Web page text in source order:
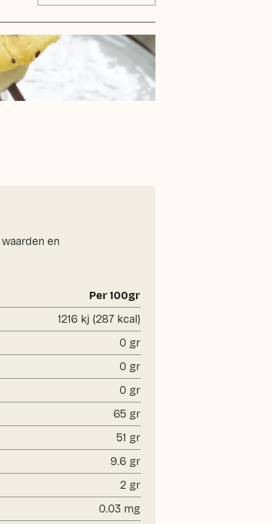
en
Per 100gr
1216 kj (287 kcal)
0 gr
0 gr
0 gr
65 gr
51 gr
9.6 gr
2 gr
0.03 mg